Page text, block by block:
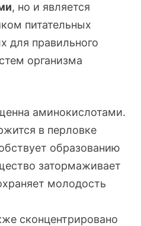
, но и является
питательных
для правильного
организма
аминокислотами.
в перловке
образованию
затормаживает
молодость
сконцентрировано